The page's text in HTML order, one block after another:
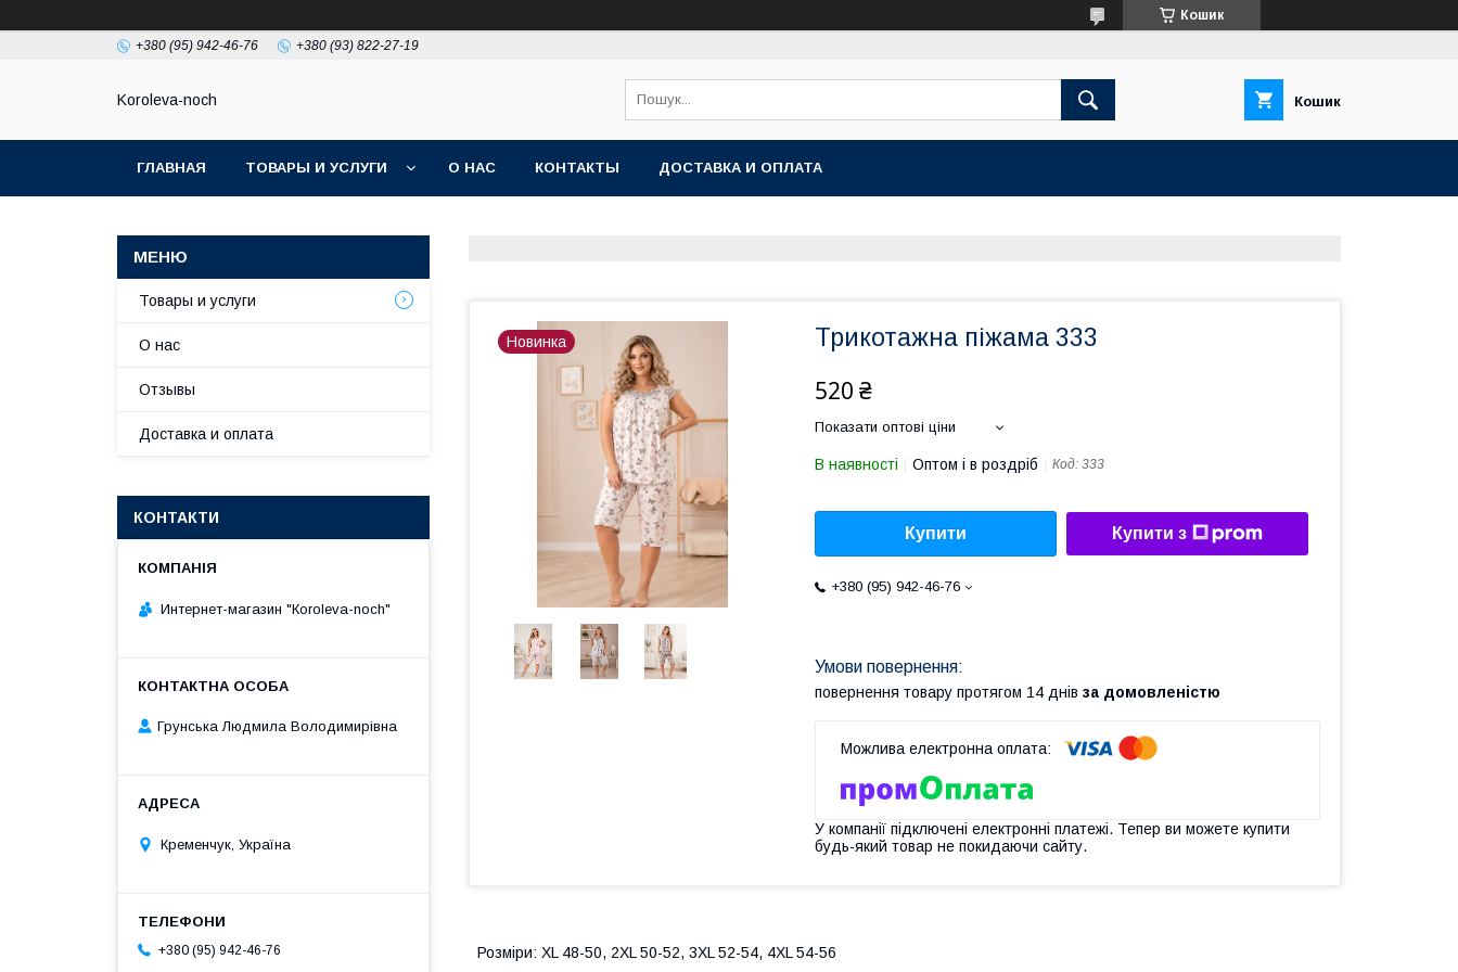
Кошик
+380 (95) 942-46-76 +380 (93) 822-27-19
Koroleva-noch Кошик
ГЛАВНАЯ ТОВАРЫ И УСЛУГИ О НАС КОНТАКТЫ ДОСТАВКА И ОПЛАТА
Новинка Трикотажна піжама 333
520 ₴
Показати оптові ціни
В наявності Оптом і в роздріб Код: 333
Купити Купити з
+380 (95) 942-46-76
повернення товару протягом 14 днів за домовленістю
У компанії підключені електронні платежі. Тепер ви можете купити
будь-який товар не покидаючи сайту.
Розміри: XL 48-50, 2XL 50-52, 3XL 52-54, 4XL 54-56
Товары и услуги
О нас
Отзывы
Доставка и оплата
КОНТАКТИ
Интернет-магазин "Кoroleva-noch"
Грунська Людмила Володимирівна
Кременчук, Україна
+380 (95) 942-46-76